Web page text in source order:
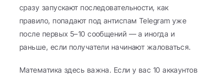
сразу запускают последовательности, как
правило, попадают под антиспам Telegram уже
после первых 5–10 сообщений — а иногда и
раньше, если получатели начинают жаловаться.
Математика здесь важна. Если у вас 10 аккаунтов